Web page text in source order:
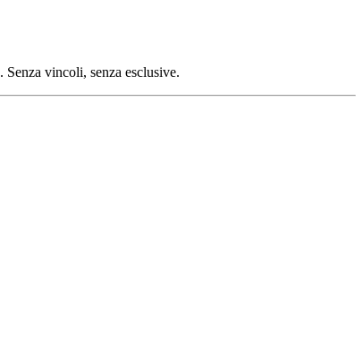
vincoli, senza esclusive.